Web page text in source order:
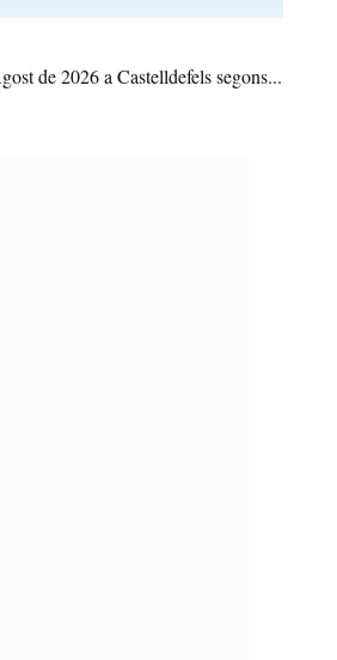
de 2026 a Castelldefels segons...